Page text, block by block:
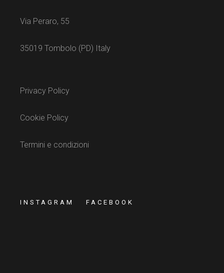
Via Peraro, 55
35019 Tombolo (PD) Italy
Privacy Policy
Cookie Policy
Termini e condizioni
INSTAGRAM FACEBOOK